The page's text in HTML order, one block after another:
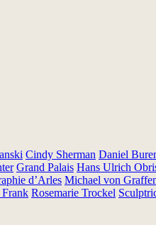
Cindy Sherman Daniel
Grand Palais Hans Ulrich
d’Arles Michael von
Rosemarie Trockel